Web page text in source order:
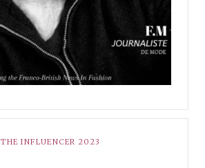
THE INFLUENCER 2023